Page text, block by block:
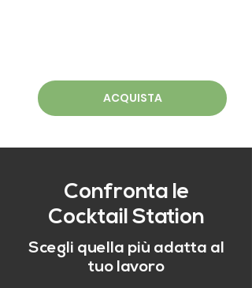
ACQUISTA
Confronta le
Cocktail Station
Scegli quella più adatta al
tuo lavoro